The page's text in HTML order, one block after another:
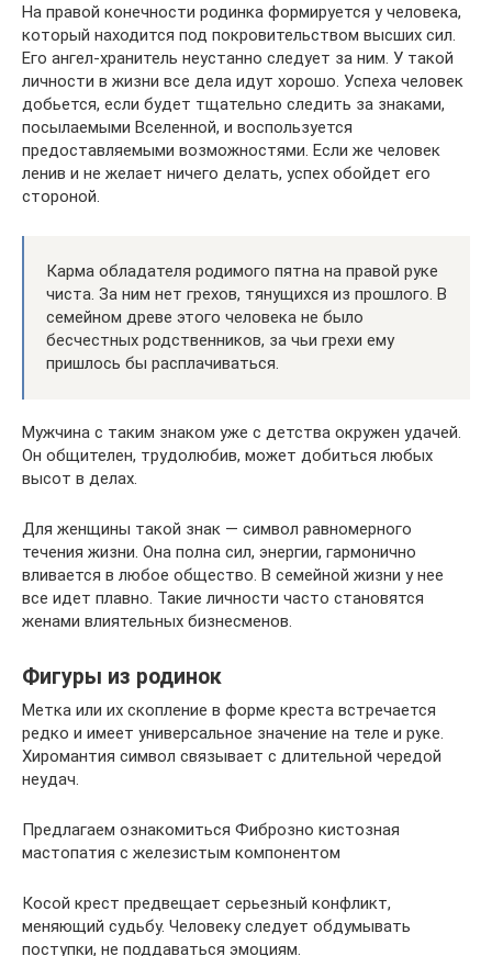
На правой конечности родинка формируется у человека,
который находится под покровительством высших сил.
Его ангел-хранитель неустанно следует за ним. У такой
личности в жизни все дела идут хорошо. Успеха человек
добьется, если будет тщательно следить за знаками,
посылаемыми Вселенной, и воспользуется
предоставляемыми возможностями. Если же человек
ленив и не желает ничего делать, успех обойдет его
стороной.
Карма обладателя родимого пятна на правой руке
чиста. За ним нет грехов, тянущихся из прошлого. В
семейном древе этого человека не было
бесчестных родственников, за чьи грехи ему
пришлось бы расплачиваться.
Мужчина с таким знаком уже с детства окружен удачей.
Он общителен, трудолюбив, может добиться любых
высот в делах.
Для женщины такой знак — символ равномерного
течения жизни. Она полна сил, энергии, гармонично
вливается в любое общество. В семейной жизни у нее
все идет плавно. Такие личности часто становятся
женами влиятельных бизнесменов.
Фигуры из родинок
Метка или их скопление в форме креста встречается
редко и имеет универсальное значение на теле и руке.
Хиромантия символ связывает с длительной чередой
неудач.
Предлагаем ознакомиться Фиброзно кистозная
мастопатия с железистым компонентом
Косой крест предвещает серьезный конфликт,
меняющий судьбу. Человеку следует обдумывать
поступки, не поддаваться эмоциям.